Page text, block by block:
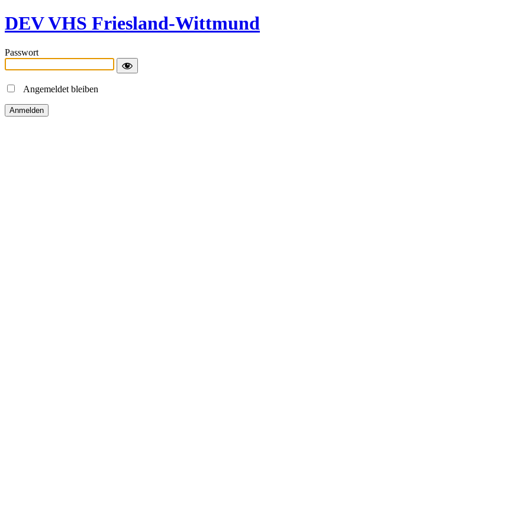
DEV VHS Friesland-Wittmund
Passwort
Angemeldet bleiben